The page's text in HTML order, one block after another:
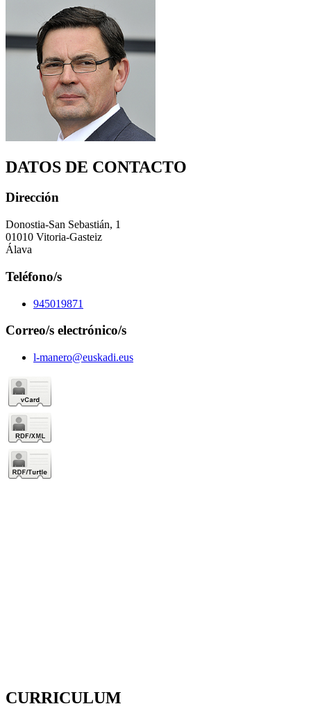
DATOS DE CONTACTO
Dirección
Donostia-San Sebastián, 1
01010 Vitoria-Gasteiz
Álava
Teléfono/s
945019871
Correo/s electrónico/s
l-manero@euskadi.eus
CURRICULUM